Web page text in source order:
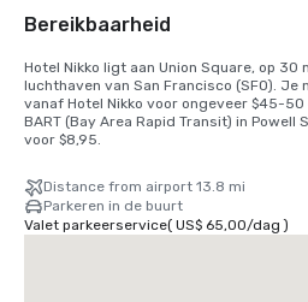
Bereikbaarheid
Hotel Nikko ligt aan Union Square, op
luchthaven van San Francisco (SFO).
vanaf Hotel Nikko voor ongeveer $45-
BART (Bay Area Rapid Transit) in Powell
voor $8,95.
Distance from airport 13.8 mi
Parkeren in de buurt
Valet parkeerservice( US$ 65,00/dag )